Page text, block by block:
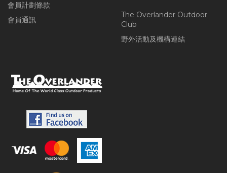
會員計劃條款
會員通訊
The Overlander Outdoor
Club
野外活動及機構連結